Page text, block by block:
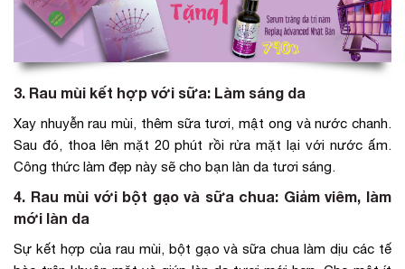
3. Rau mùi kết hợp với sữa: Làm sáng da
Xay nhuyễn rau mùi, thêm sữa tươi, mật ong và nước chanh.
Sau đó, thoa lên mặt 20 phút rồi rửa mặt lại với nước ấm.
Công thức làm đẹp này sẽ cho bạn làn da tươi sáng.
4. Rau mùi với bột gạo và sữa chua: Giảm viêm, làm
mới làn da
Sự kết hợp của rau mùi, bột gạo và sữa chua làm dịu các tế